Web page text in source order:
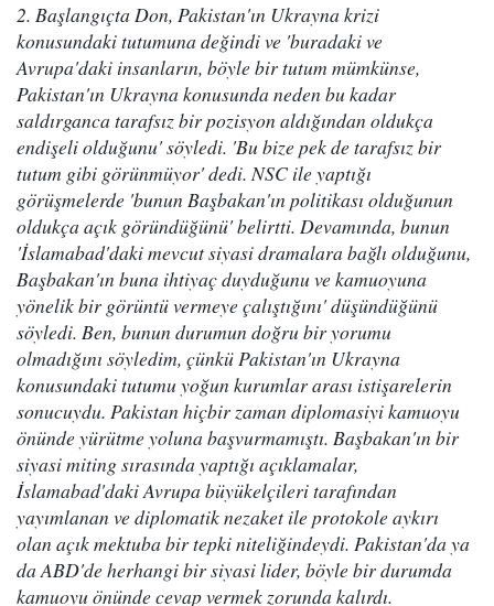
2. Başlangıçta Don, Pakistan'ın Ukrayna krizi
konusundaki tutumuna değindi ve 'buradaki ve
Avrupa'daki insanların, böyle bir tutum mümkünse,
Pakistan'ın Ukrayna konusunda neden bu kadar
saldırganca tarafsız bir pozisyon aldığından oldukça
endişeli olduğunu' söyledi. 'Bu bize pek de tarafsız bir
tutum gibi görünmüyor' dedi. NSC ile yaptığı
görüşmelerde 'bunun Başbakan'ın politikası olduğunun
oldukça açık göründüğünü' belirtti. Devamında, bunun
'İslamabad'daki mevcut siyasi dramalara bağlı olduğunu,
Başbakan'ın buna ihtiyaç duyduğunu ve kamuoyuna
yönelik bir görüntü vermeye çalıştığını' düşündüğünü
söyledi. Ben, bunun durumun doğru bir yorumu
olmadığını söyledim, çünkü Pakistan'ın Ukrayna
konusundaki tutumu yoğun kurumlar arası istişarelerin
sonucuydu. Pakistan hiçbir zaman diplomasiyi kamuoyu
önünde yürütme yoluna başvurmamıştı. Başbakan'ın bir
siyasi miting sırasında yaptığı açıklamalar,
İslamabad'daki Avrupa büyükelçileri tarafından
yayımlanan ve diplomatik nezaket ile protokole aykırı
olan açık mektuba bir tepki niteliğindeydi. Pakistan'da ya
da ABD'de herhangi bir siyasi lider, böyle bir durumda
kamuoyu önünde cevap vermek zorunda kalırdı.